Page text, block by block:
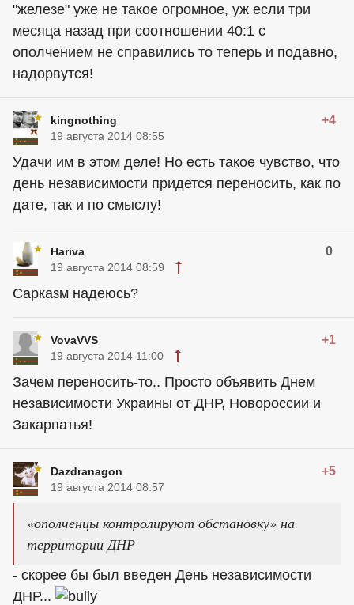
"железе" уже не такое огромное, уж если три
месяца назад при соотношении 40:1 с
ополчением не справились то теперь и подавно,
надорвутся!
kingnothing +4
19 августа 2014 08:55
Удачи им в этом деле! Но есть такое чувство, что
день независимости придется переносить, как по
дате, так и по смыслу!
Hariva 0
19 августа 2014 08:59
Сарказм надеюсь?
VovaVVS +1
19 августа 2014 11:00
Зачем переносить-то.. Просто объявить Днем
независимости Украины от ДНР, Новороссии и
Закарпатья!
Dazdranagon +5
19 августа 2014 08:57
«ополченцы контролируют обстановку» на
территории ДНР
- скорее бы был введен День независимости
ДНР...